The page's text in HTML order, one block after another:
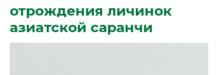
отрождения личинок
азиатской саранчи